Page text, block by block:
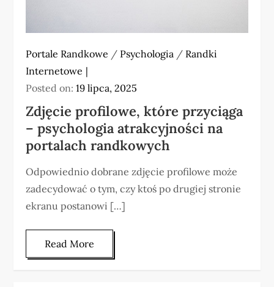
Portale Randkowe / Psychologia / Randki
Internetowe
Posted on:19 lipca, 2025
Zdjęcie profilowe, które przyciąga
– psychologia atrakcyjności na
portalach randkowych
Odpowiednio dobrane zdjęcie profilowe może
zadecydować o tym, czy ktoś po drugiej stronie
ekranu postanowi […]
Read More